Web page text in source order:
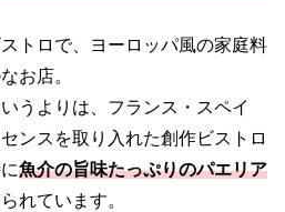
トロで、ヨーロッパ風の家庭料
お店。
うよりは、フランス・スペイ
ンスを取り入れた創作ビストロ
魚介の旨味たっぷりのパエリア
れています。